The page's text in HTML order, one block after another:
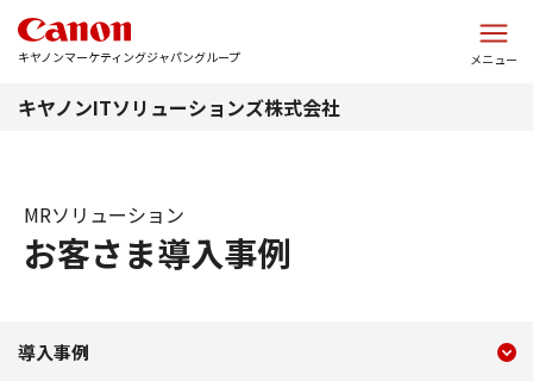
キヤノンマーケティングジャパングループ メニュー
キヤノンITソリューションズ株式会社
お客さま導入事例
MRソリューション
導入事例